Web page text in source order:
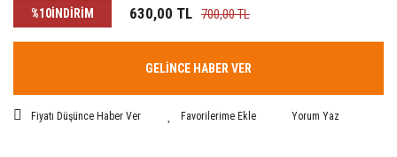
%10İNDİRİM 630,00 TL 700,00 TL
GELİNCE HABER VER
Fiyatı Düşünce Haber Ver Yorum Yaz